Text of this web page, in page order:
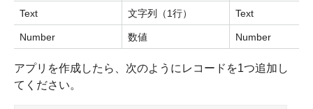
Text 文字列（1行） Text
Number 数値 Number
アプリを作成したら、次のようにレコードを1つ追加し
てください。